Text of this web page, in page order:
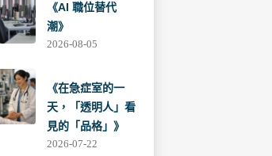
《AI 職位替代
潮》
2026-08-05
《在急症室的一
天，「透明人」看
見的「品格」》
2026-07-22